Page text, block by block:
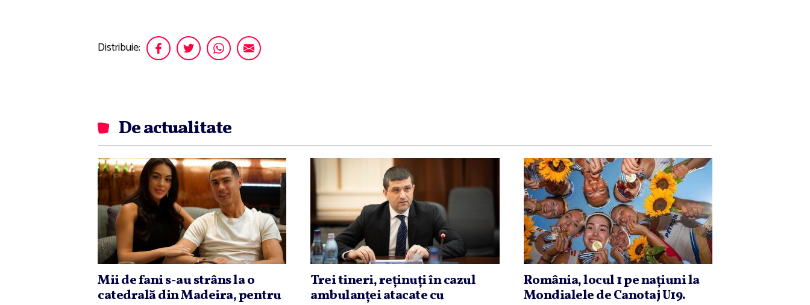
Distribuie:
De actualitate
Mii de fani s-au strâns la o
catedrală din Madeira, pentru
Trei tineri, reţinuţi în cazul
ambulanţei atacate cu
România, locul 1 pe naţiuni la
Mondialele de Canotaj U19.